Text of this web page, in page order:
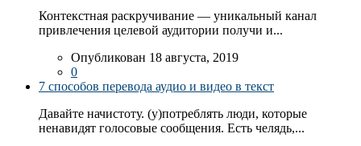
Контекстная раскручивание — уникальный канал
привлечения целевой аудитории получи и...
Опубликован 18 августа, 2019
0
7 способов перевода аудио и видео в текст
Давайте начистоту. (у)потреблять люди, которые
ненавидят голосовые сообщения. Есть челядь,...